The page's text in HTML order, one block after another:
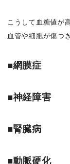
こうして血糖値が
血管や細胞が傷つ
■網膜症
■神経障害
■腎臓病
■動脈硬化